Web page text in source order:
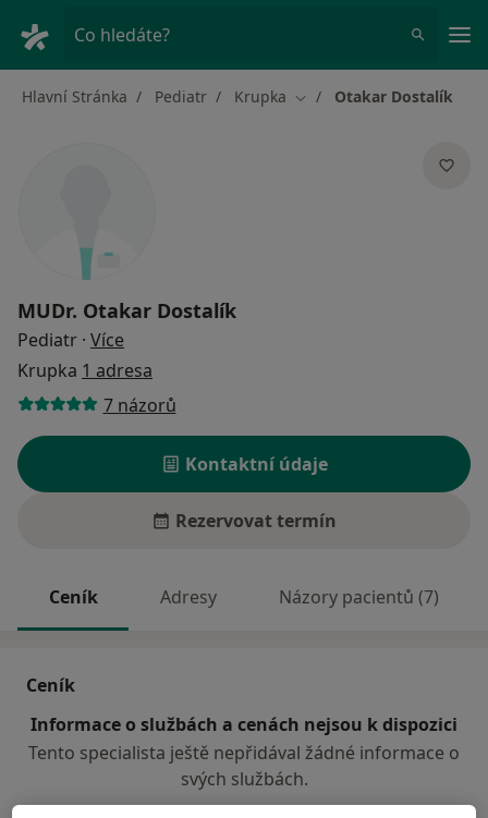
Co hledáte?
Hlavní Stránka Pediatr Krupka Změna města
Otakar Dostalík
MUDr. Otakar Dostalík
Pediatr · Více
Krupka 1 adresa
7 názorů
Kontaktní údaje
Rezervovat termín
Ceník Adresy Názory pacientů (7)
Ceník
Informace o službách a cenách nejsou k dispozici
Tento specialista ještě nepřidával žádné informace o
svých službách.